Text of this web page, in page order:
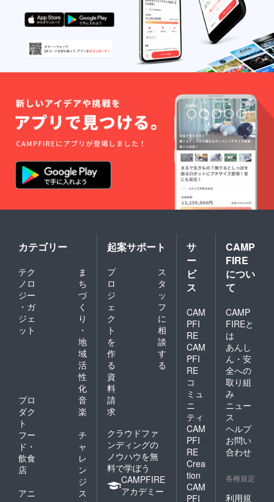
カテゴリー
テク
ノロ
ジー
・ガ
ジェ
ット
ま
ち
づ
く
り
・
地
域
活
性
化
プロ
ダク
ト
音
楽
フー
ド・
飲食
店
チ
ャ
レ
ン
ジ
アニ
ス
起案サポート
プ
ロ
ジ
ェ
ク
ト
を
作
る
ス
タ
ッ
フ
に
相
談
す
る
資
料
請
求
クラウドファ
ンディングの
ノウハウを無
料で学ぼう
CAMPFIRE
アカデミー
サ
ー
ビ
ス
CAM
PFI
RE
CAM
PFI
RE
コ
ミュ
ニ
ティ
CAM
PFI
RE
Crea
tion
CAM
PFI
CAMP
FIRE
につい
て
CAMP
FIREと
は
あんし
ん・安
全への
取り組
み
ニュー
ス
ヘルプ
お問い
合わせ
各種規定
利用規